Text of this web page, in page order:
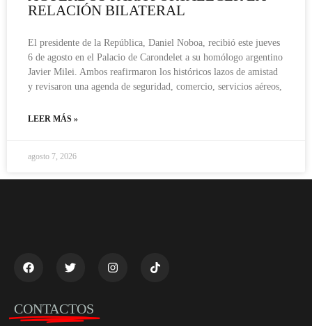
RELACIÓN BILATERAL
El presidente de la República, Daniel Noboa, recibió este jueves
6 de agosto en el Palacio de Carondelet a su homólogo argentino
Javier Milei. Ambos reafirmaron los históricos lazos de amistad
y revisaron una agenda de seguridad, comercio, servicios aéreos,
LEER MÁS »
agosto 7, 2026
CONTACTOS